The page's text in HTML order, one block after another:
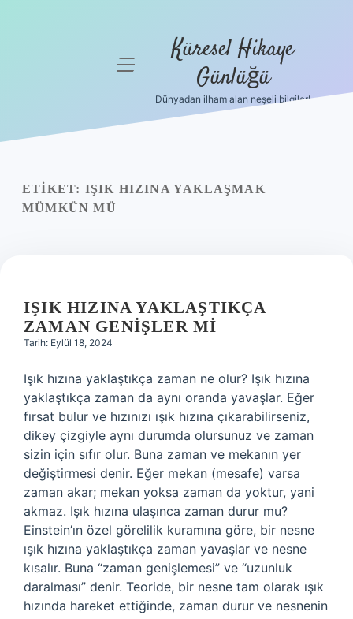
Yasal Uyarı
menüyü
Küresel Hikaye
Günlüğü
Dünyadan ilham alan neşeli bilgiler!
ETIKET: IŞIK HIZINA YAKLAŞMAK
MÜMKÜN MÜ
IŞIK HIZINA YAKLAŞTIKÇA
ZAMAN GENIŞLER MI
Tarih: Eylül 18, 2024
Işık hızına yaklaştıkça zaman ne olur? Işık hızına
yaklaştıkça zaman da aynı oranda yavaşlar. Eğer
fırsat bulur ve hızınızı ışık hızına çıkarabilirseniz,
dikey çizgiyle aynı durumda olursunuz ve zaman
sizin için sıfır olur. Buna zaman ve mekanın yer
değiştirmesi denir. Eğer mekan (mesafe) varsa
zaman akar; mekan yoksa zaman da yoktur, yani
akmaz. Işık hızına ulaşınca zaman durur mu?
Einstein’ın özel görelilik kuramına göre, bir nesne
ışık hızına yaklaştıkça zaman yavaşlar ve nesne
kısalır. Buna “zaman genişlemesi” ve “uzunluk
daralması” denir. Teoride, bir nesne tam olarak ışık
hızında hareket ettiğinde, zaman durur ve nesnenin